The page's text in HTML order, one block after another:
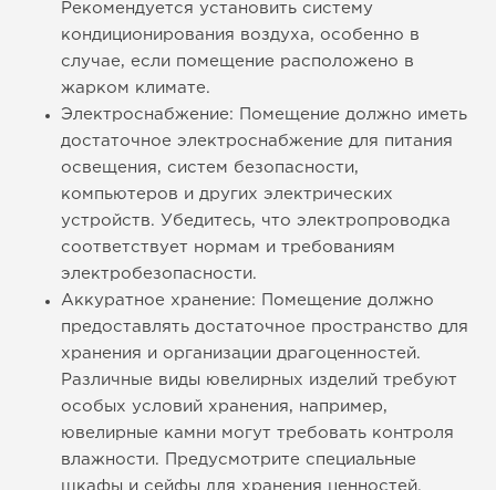
Рекомендуется установить систему
кондиционирования воздуха, особенно в
случае, если помещение расположено в
жарком климате.
Электроснабжение: Помещение должно иметь
достаточное электроснабжение для питания
освещения, систем безопасности,
компьютеров и других электрических
устройств. Убедитесь, что электропроводка
соответствует нормам и требованиям
электробезопасности.
Аккуратное хранение: Помещение должно
предоставлять достаточное пространство для
хранения и организации драгоценностей.
Различные виды ювелирных изделий требуют
особых условий хранения, например,
ювелирные камни могут требовать контроля
влажности. Предусмотрите специальные
шкафы и сейфы для хранения ценностей.